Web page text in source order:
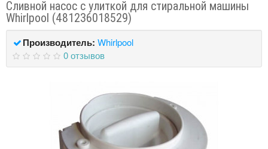
Сливной насос с улиткой для стиральной машины
Whirlpool (481236018529)
Производитель: Whirlpool
0 отзывов